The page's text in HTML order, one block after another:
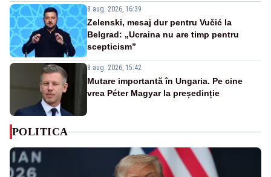
8 aug. 2026, 16:39
Zelenski, mesaj dur pentru Vučić la
Belgrad: „Ucraina nu are timp pentru
scepticism”
8 aug. 2026, 15:42
Mutare importantă în Ungaria. Pe cine
vrea Péter Magyar la președinție
POLITICA